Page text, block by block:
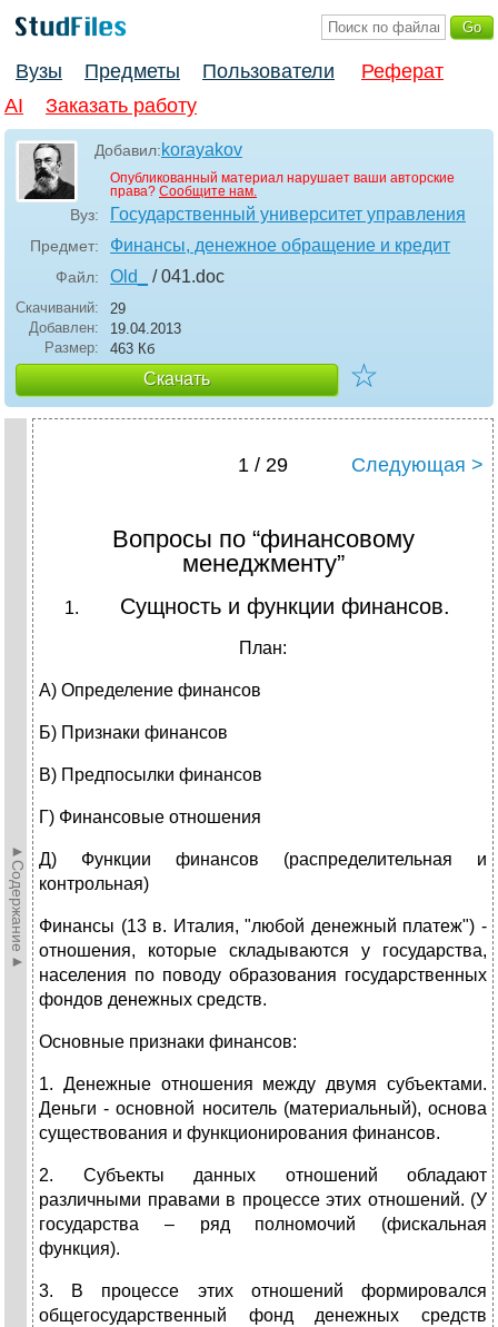
Вузы Предметы Пользователи
Реферат
AI
Заказать работу
Добавил:korayakov
Опубликованный материал нарушает ваши авторские
права? Сообщите нам.
Вуз: Государственный университет управления
Предмет: Финансы, денежное обращение и кредит
Файл: Old_ / 041.doc
Скачиваний:
29
Добавлен:
19.04.2013
Размер:
463 Кб
Скачать ☆
►Содержание►
1 / 29 Следующая >
Вопросы по “финансовому
менеджменту”
Сущность и функции финансов.
План:
А) Определение финансов
Б) Признаки финансов
В) Предпосылки финансов
Г) Финансовые отношения
Д) Функции финансов (распределительная и
контрольная)
Финансы (13 в. Италия, "любой денежный платеж") -
отношения, которые складываются у государства,
населения по поводу образования государственных
фондов денежных средств.
Основные признаки финансов:
1. Денежные отношения между двумя субъектами.
Деньги - основной носитель (материальный), основа
существования и функционирования финансов.
2. Субъекты данных отношений обладают
различными правами в процессе этих отношений. (У
государства – ряд полномочий (фискальная
функция).
3. В процессе этих отношений формировался
общегосударственный фонд денежных средств